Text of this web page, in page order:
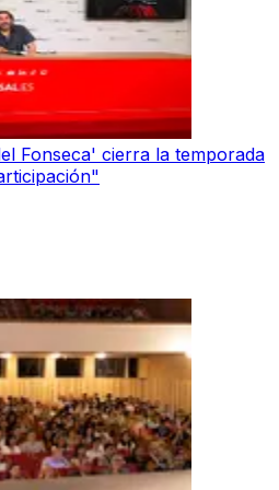
Fonseca' cierra la temporada